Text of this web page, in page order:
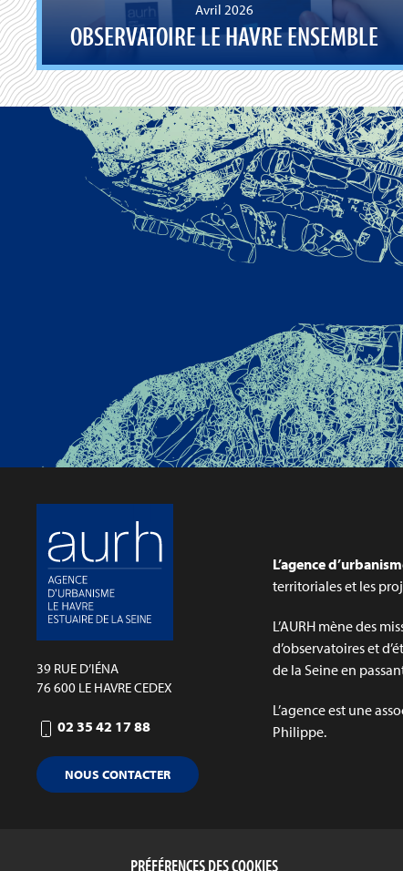
Avril 2026
OBSERVATOIRE LE HAVRE ENSEMBLE
39 RUE D’IÉNA
76 600 LE HAVRE CEDEX
02 35 42 17 88
NOUS CONTACTER
L’agence
territoriales et les
L’AURH mène des
d’observatoires et
de la Seine en
L’agence est une
Philippe.
PRÉFÉRENCES DES COOKIES